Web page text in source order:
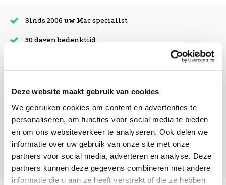
Deze website maakt gebruik van cookies
We gebruiken cookies om content en advertenties te
personaliseren, om functies voor social media te bieden
en om ons websiteverkeer te analyseren. Ook delen we
informatie over uw gebruik van onze site met onze
partners voor social media, adverteren en analyse. Deze
partners kunnen deze gegevens combineren met andere
informatie die u aan ze heeft verstrekt of die ze hebben
Sinds 2006 uw Mac specialist
30 dagen bedenktijd
beoordelingen